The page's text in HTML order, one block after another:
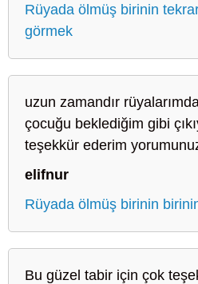
Rüyada ölmüş birinin
görmek
uzun zamandır
çocuğu beklediğim gibi
teşekkür ederim
elifnur
Rüyada ölmüş birinin
Bu güzel tabir için çok